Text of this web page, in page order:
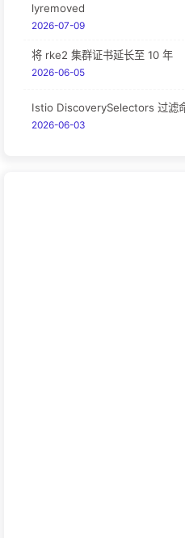
lyremoved
2026-07-09
将 rke2 集群证书延长至 10 年
2026-06-05
Istio DiscoverySelectors 过滤
2026-06-03